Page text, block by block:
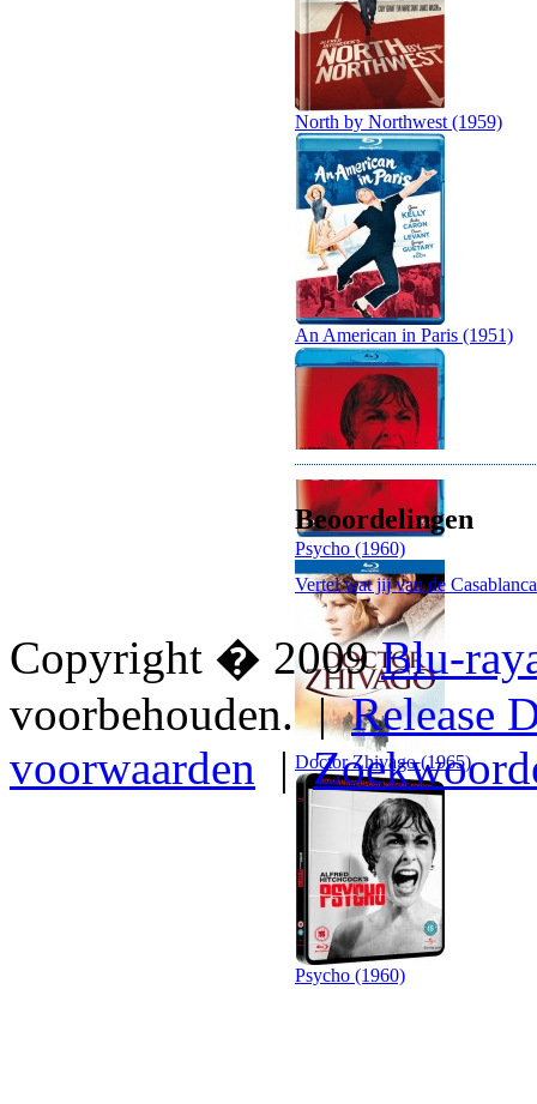
North by Northwest (1959)
An American in Paris (1951)
Psycho (1960)
Doctor Zhivago (1965)
Psycho (1960)
Beoordelingen
Vertel wat jij van de
Copyright � 2009Blu-
voorbehouden. |Release
voorwaarden |